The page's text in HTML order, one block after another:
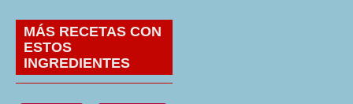
MÁS RECETAS CON
ESTOS
INGREDIENTES